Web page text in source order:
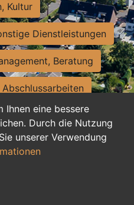
Ihnen eine bessere
Durch die Nutzung
unserer Verwendung
Kultur
Dienstleistungen
Beratung
Sekretariat
Ausbildung